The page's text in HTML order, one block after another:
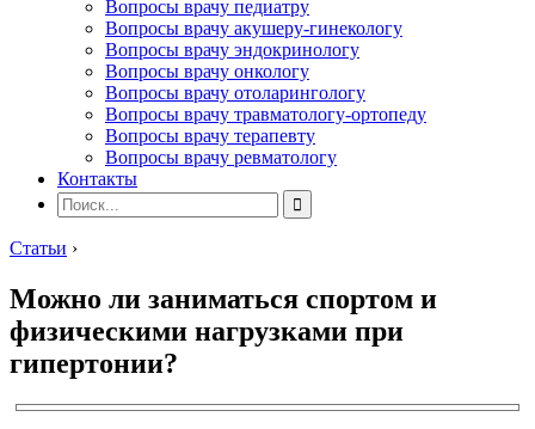
Вопросы врачу педиатру
Вопросы врачу акушеру-гинекологу
Вопросы врачу эндокринологу
Вопросы врачу онкологу
Вопросы врачу отоларингологу
Вопросы врачу травматологу-ортопеду
Вопросы врачу терапевту
Вопросы врачу ревматологу
Контакты
Статьи ›
Можно ли заниматься спортом и
физическими нагрузками при
гипертонии?